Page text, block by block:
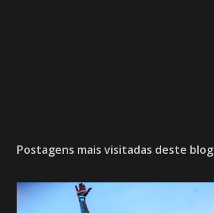
Postagens mais visitadas deste blog